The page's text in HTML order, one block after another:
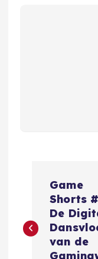
r
Game
Shorts
De
van de